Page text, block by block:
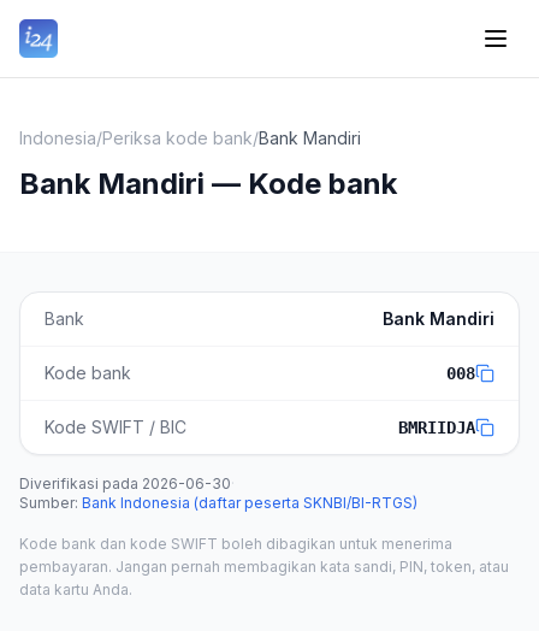
Indonesia/Periksa kode bank/Bank Mandiri
Bank Mandiri — Kode bank
Bank Bank Mandiri
Kode bank 008
Kode SWIFT / BIC BMRIIDJA
Diverifikasi pada 2026-06-30·
Sumber: Bank Indonesia (daftar peserta SKNBI/BI-RTGS)
Kode bank dan kode SWIFT boleh dibagikan untuk menerima
pembayaran. Jangan pernah membagikan kata sandi, PIN, token, atau
data kartu Anda.